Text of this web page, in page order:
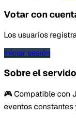
Votar con
Los usuarios
Iniciar sesión
Sobre el
🎮 Compatible con
eventos constantes